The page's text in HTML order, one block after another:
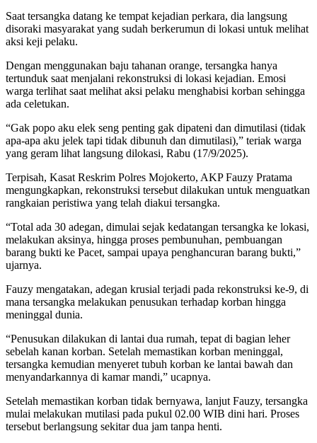
Saat tersangka datang ke tempat kejadian perkara, dia langsung
disoraki masyarakat yang sudah berkerumun di lokasi untuk melihat
aksi keji pelaku.
Dengan menggunakan baju tahanan orange, tersangka hanya
tertunduk saat menjalani rekonstruksi di lokasi kejadian. Emosi
warga terlihat saat melihat aksi pelaku menghabisi korban sehingga
ada celetukan.
“Gak popo aku elek seng penting gak dipateni dan dimutilasi (tidak
apa-apa aku jelek tapi tidak dibunuh dan dimutilasi),” teriak warga
yang geram lihat langsung dilokasi, Rabu (17/9/2025).
Terpisah, Kasat Reskrim Polres Mojokerto, AKP Fauzy Pratama
mengungkapkan, rekonstruksi tersebut dilakukan untuk menguatkan
rangkaian peristiwa yang telah diakui tersangka.
“Total ada 30 adegan, dimulai sejak kedatangan tersangka ke lokasi,
melakukan aksinya, hingga proses pembunuhan, pembuangan
barang bukti ke Pacet, sampai upaya penghancuran barang bukti,”
ujarnya.
Fauzy mengatakan, adegan krusial terjadi pada rekonstruksi ke-9, di
mana tersangka melakukan penusukan terhadap korban hingga
meninggal dunia.
“Penusukan dilakukan di lantai dua rumah, tepat di bagian leher
sebelah kanan korban. Setelah memastikan korban meninggal,
tersangka kemudian menyeret tubuh korban ke lantai bawah dan
menyandarkannya di kamar mandi,” ucapnya.
Setelah memastikan korban tidak bernyawa, lanjut Fauzy, tersangka
mulai melakukan mutilasi pada pukul 02.00 WIB dini hari. Proses
tersebut berlangsung sekitar dua jam tanpa henti.